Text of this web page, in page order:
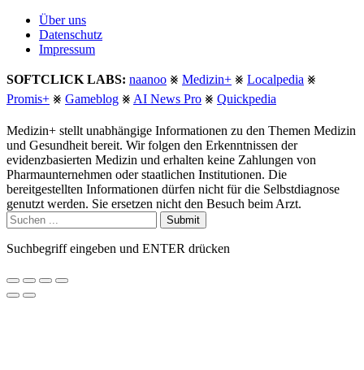
Über uns
Datenschutz
Impressum
SOFTCLICK LABS: naanoo ⨳ Medizin+ ⨳ Localpedia ⨳
Promis+ ⨳ Gameblog ⨳ AI News Pro ⨳ Quickpedia
Medizin+ stellt unabhängige Informationen zu den Themen Medizin
und Gesundheit bereit. Wir folgen den Erkenntnissen der
evidenzbasierten Medizin und erhalten keine Zahlungen von
Pharmaunternehmen oder staatlichen Institutionen. Die
bereitgestellten Informationen dürfen nicht für die Selbstdiagnose
genutzt werden. Sie ersetzen nicht den Besuch beim Arzt.
Submit
Suchbegriff eingeben und ENTER drücken